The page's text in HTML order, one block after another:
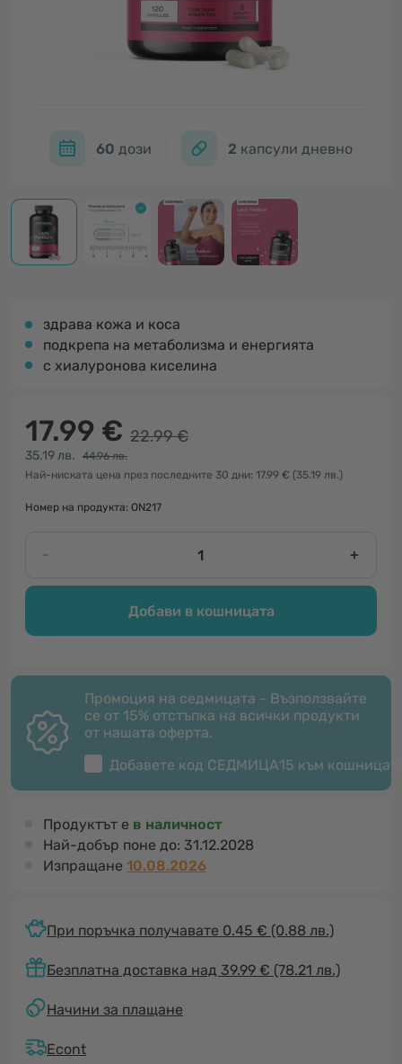
60 дози 2 капсули дневно
здрава кожа и коса
подкрепа на метаболизма и енергията
с хиалуронова киселина
17.99 € 22.99 €
35.19 лв.
44.96 лв.
Най-ниската цена през последните 30 дни: 17.99 € (35.19 лв.)
Номер на продукта: ON217
- +
Добави в кошницата
Промоция на седмицата - Възползвайте
се от 15% отстъпка на всички продукти
от нашата оферта.
Добавете код СЕДМИЦА15 към
Продуктът е в наличност
Най-добър поне до: 31.12.2028
Изпращане 10.08.2026
При поръчка получавате 0.45 € (0.88 лв.)
Безплатна доставка над 39.99 € (78.21 лв.)
Начини за плащане
Econt